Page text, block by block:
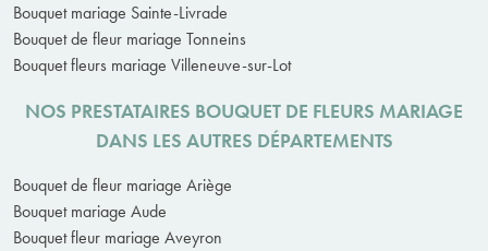
Bouquet mariage Sainte-Livrade
Bouquet de fleur mariage Tonneins
Bouquet fleurs mariage Villeneuve-sur-Lot
NOS PRESTATAIRES BOUQUET DE FLEURS MARIAGE
DANS LES AUTRES DÉPARTEMENTS
Bouquet de fleur mariage Ariège
Bouquet mariage Aude
Bouquet fleur mariage Aveyron